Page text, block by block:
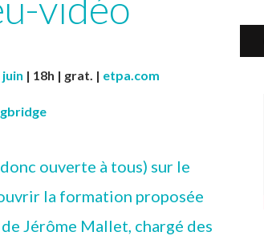
juin | 18h | grat. | etpa.com
ouverte à tous) sur le
la formation proposée
Jérôme Mallet, chargé des